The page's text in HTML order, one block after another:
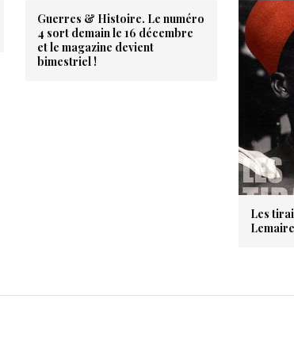
Guerres & Histoire. Le numéro
4 sort demain le 16 décembre
et le magazine devient
bimestriel !
Les